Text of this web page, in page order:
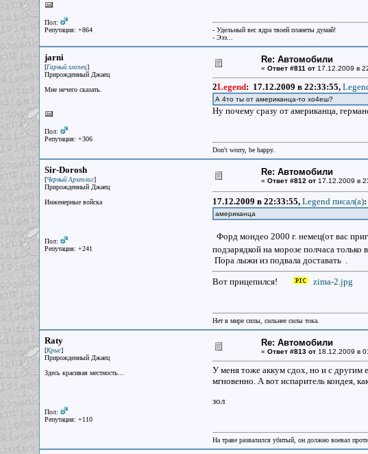
Пол:
Репутация: +864
- Удельный вес ядра твоей планеты думай!
- Эээ...
jarni
[Гарный хлопец]
Прирожденный Джаец
Мне нечего сказать.
Пол:
Репутация: +306
Re: Автомобили
« Ответ #811 от 17.12.2009 в
2Legend: 17.12.2009 в 22:33:55,
А 4то ты от американца-то хо4еш?
Ну почему сразу от американца,
Don't worry, be happy.
Sir-Dorosh
[Черный Археолог]
Прирожденный Джаец
Инженерные войска
Пол:
Репутация: +241
Re: Автомобили
« Ответ #812 от 17.12.2009 в
17.12.2009 в 22:33:55, Legend писал(a):
американца
Форд мондео 2000 г. немец(от вас
подзарядкой на морозе полчаса только
Пора лыжи из подвала доставать .
Вот прицепился! zima-2.jpg
Нет в мире силы, сильнее силы тока.
Raty
[Крыс]
Прирожденный Джаец
Здесь красивая местность...
Пол:
Репутация: +110
Re: Автомобили
« Ответ #813 от 18.12.2009 в
У меня тоже аккум сдох, но и с другим
мгновенно. А вот испаритель кондея,
зол
На траве развалился убитый, он должно воевал